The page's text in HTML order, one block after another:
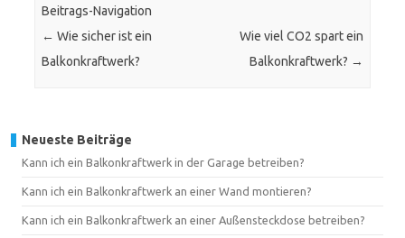
Beitrags-Navigation
← Wie sicher ist ein
Balkonkraftwerk?
Wie viel CO2 spart ein
Balkonkraftwerk? →
Neueste Beiträge
Kann ich ein Balkonkraftwerk in der Garage betreiben?
Kann ich ein Balkonkraftwerk an einer Wand montieren?
Kann ich ein Balkonkraftwerk an einer Außensteckdose betreiben?